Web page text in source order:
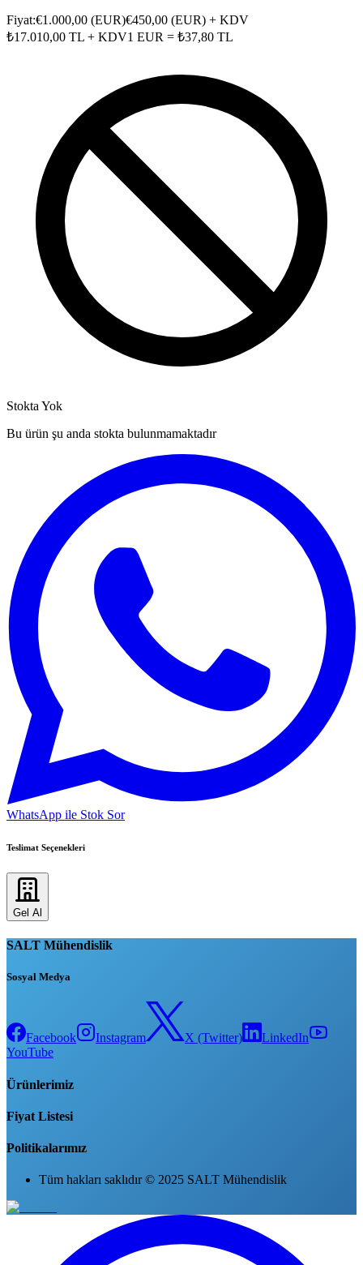
Fiyat:€1.000,00 (EUR)€450,00 (EUR) + KDV
₺17.010,00 TL + KDV1 EUR = ₺37,80 TL
Stokta Yok
Bu ürün şu anda stokta bulunmamaktadır
WhatsApp ile Stok Sor
Teslimat Seçenekleri
Gel Al
SALT Mühendislik
Sosyal Medya
Facebook Instagram X (Twitter)
LinkedIn
YouTube
Ürünlerimiz
Fiyat Listesi
Politikalarımız
Tüm hakları saklıdır © 2025 SALT Mühendislik